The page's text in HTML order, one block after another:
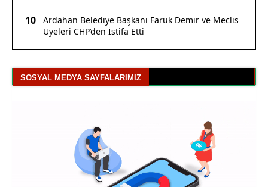
10
Ardahan Belediye Başkanı Faruk Demir ve Meclis
Üyeleri CHP’den İstifa Etti
SOSYAL MEDYA SAYFALARIMIZ